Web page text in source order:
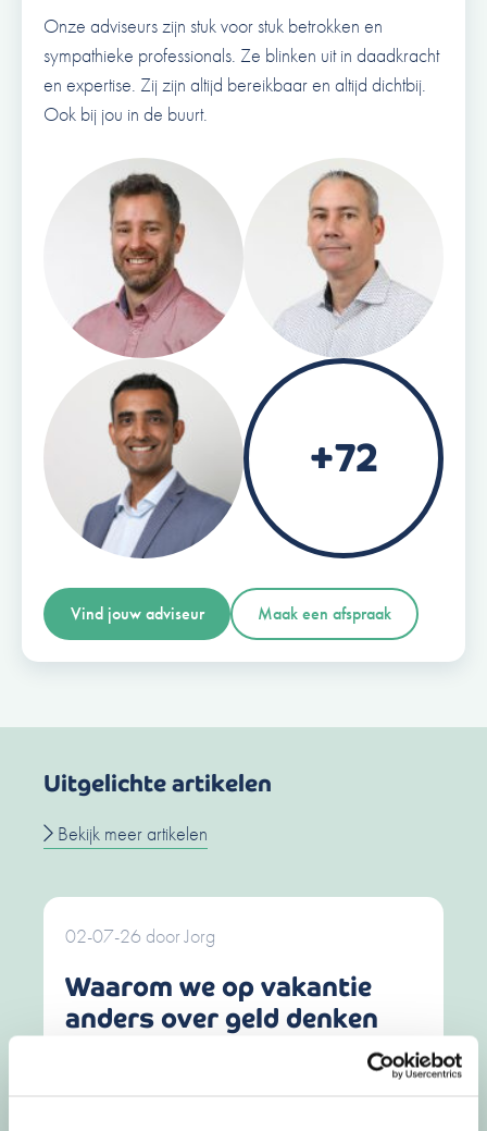
Onze adviseurs zijn stuk voor stuk betrokken en
sympathieke professionals. Ze blinken uit in daadkracht
en expertise. Zij zijn altijd bereikbaar en altijd dichtbij.
Ook bij jou in de buurt.
+72
Vind jouw adviseur Maak een afspraak
Uitgelichte artikelen
Bekijk meer artikelen
02-07-26 doorJorg
Waarom we op vakantie
anders over geld denken
De zomer verandert meer dan alleen je agenda.